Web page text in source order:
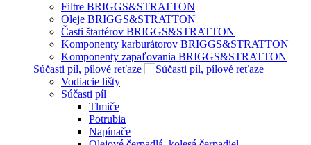
Filtre BRIGGS&STRATTON
Oleje BRIGGS&STRATTON
Časti štartérov BRIGGS&STRATTON
Komponenty karburátorov BRIGGS&STRATTON
Komponenty zapaľovania BRIGGS&STRATTON
Súčasti píl, pílové reťaze
Vodiacie lišty
Súčasti píl
Tlmiče
Potrubia
Napínače